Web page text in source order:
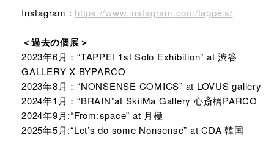
Instagram : https://www.instagram.com/tappeis/
＜過去の個展＞
2023年6月：“TAPPEI 1st Solo Exhibition” at 渋谷
GALLERY X BYPARCO
2023年8月：“NONSENSE COMICS” at LOVUS gallery
2024年1月：“BRAIN”at SkiiMa Gallery 心斎橋PARCO
2024年9月:“From:space” at 月極
2025年5月:“Let’s do some Nonsense” at CDA 韓国